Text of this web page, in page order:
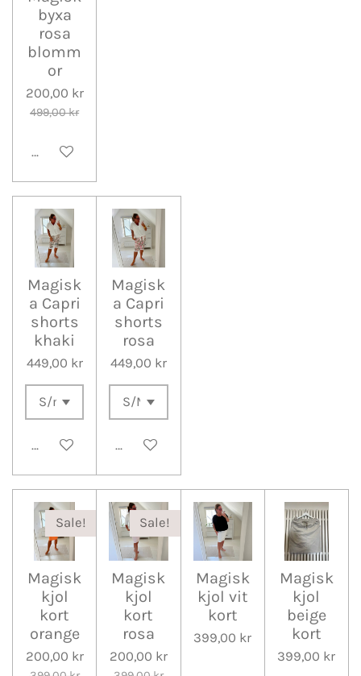
byxa
rosa
blomm
or
200,00 kr
499,00 kr
Lägg till i varukorg
Magisk
a Capri
shorts
khaki
449,00 kr
Lägg till i varukorg
Magisk
a Capri
shorts
rosa
449,00 kr
Lägg till i varukorg
Sale!
Magisk
kjol
kort
orange
200,00 kr
Sale!
Magisk
kjol
kort
rosa
200,00 kr
Magisk
kjol vit
kort
399,00 kr
Magisk
kjol
beige
kort
399,00 kr